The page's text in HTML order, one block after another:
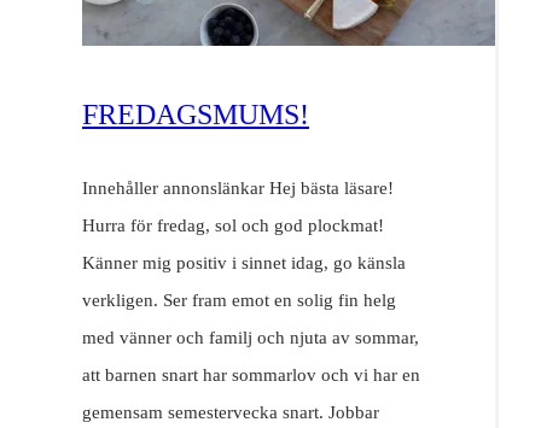
FREDAGSMUMS!
Innehåller annonslänkar Hej bästa läsare!
Hurra för fredag, sol och god plockmat!
Känner mig positiv i sinnet idag, go känsla
verkligen. Ser fram emot en solig fin helg
med vänner och familj och njuta av sommar,
att barnen snart har sommarlov och vi har en
gemensam semestervecka snart. Jobbar